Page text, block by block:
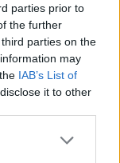
parties prior to
the further
parties on the
may
IAB’s List of
it to other
κλίμακας
δεν έχει ακόμη